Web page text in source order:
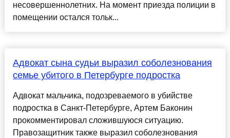
несовершеннолетних. На момент приезда полиции в
помещении остался тольк...
Адвокат сына судьи выразил соболезнования
семье убитого в Петербурге подростка
Адвокат мальчика, подозреваемого в убийстве
подростка в Санкт-Петербурге, Артем Баконин
прокомментировал сложившуюся ситуацию.
Правозащитник также выразил соболезнования